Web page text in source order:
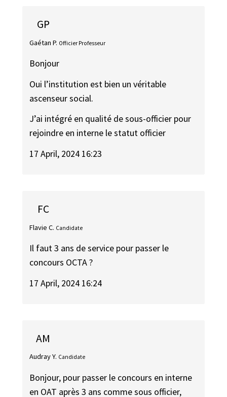
GP
Gaétan P. Officier Professeur
Bonjour
Oui l’institution est bien un véritable
ascenseur social.
J’ai intégré en qualité de sous-officier pour
rejoindre en interne le statut officier
17 April, 2024 16:23
FC
Flavie C. Candidate
Il faut 3 ans de service pour passer le
concours OCTA ?
17 April, 2024 16:24
AM
Audray Y. Candidate
Bonjour, pour passer le concours en interne
en OAT après 3 ans comme sous officier,